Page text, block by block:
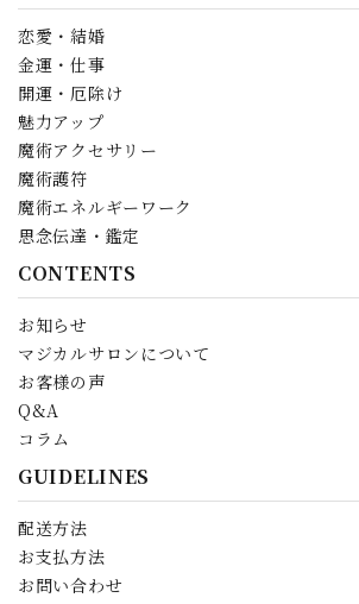
恋愛・結婚
金運・仕事
開運・厄除け
魅力アップ
魔術アクセサリー
魔術護符
魔術エネルギーワーク
思念伝達・鑑定
CONTENTS
お知らせ
マジカルサロンについて
お客様の声
Q&A
コラム
GUIDELINES
配送方法
お支払方法
お問い合わせ